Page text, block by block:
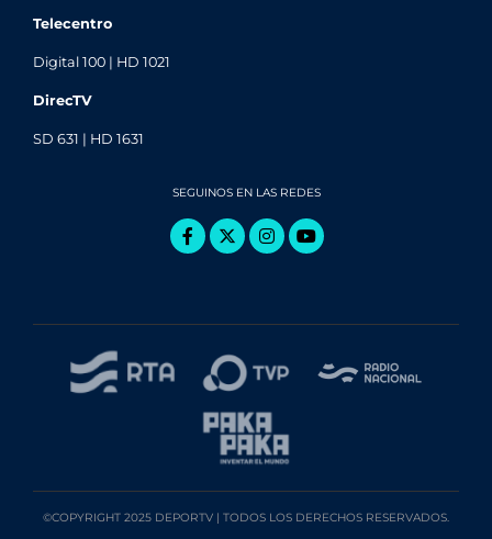
Telecentro
Digital 100 | HD 1021
DirecTV
SD 631 | HD 1631
SEGUINOS EN LAS REDES
©COPYRIGHT 2025 DEPORTV | TODOS LOS DERECHOS RESERVADOS.